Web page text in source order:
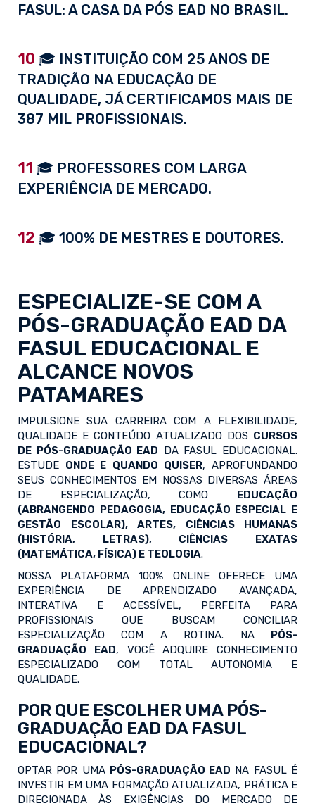
FASUL: A CASA DA PÓS EAD NO BRASIL.
10 🎓 INSTITUIÇÃO COM 25 ANOS DE
TRADIÇÃO NA EDUCAÇÃO DE
QUALIDADE, JÁ CERTIFICAMOS MAIS DE
387 MIL PROFISSIONAIS.
11 🎓 PROFESSORES COM LARGA
EXPERIÊNCIA DE MERCADO.
12 🎓 100% DE MESTRES E DOUTORES.
ESPECIALIZE-SE COM A
PÓS-GRADUAÇÃO EAD DA
FASUL EDUCACIONAL E
ALCANCE NOVOS
PATAMARES
IMPULSIONE SUA CARREIRA COM A FLEXIBILIDADE,
QUALIDADE E CONTEÚDO ATUALIZADO DOS CURSOS
DE PÓS-GRADUAÇÃO EAD DA FASUL EDUCACIONAL.
ESTUDE ONDE E QUANDO QUISER, APROFUNDANDO
SEUS CONHECIMENTOS EM NOSSAS DIVERSAS ÁREAS
DE ESPECIALIZAÇÃO, COMO EDUCAÇÃO
(ABRANGENDO PEDAGOGIA, EDUCAÇÃO ESPECIAL E
GESTÃO ESCOLAR), ARTES, CIÊNCIAS HUMANAS
(HISTÓRIA, LETRAS), CIÊNCIAS EXATAS
(MATEMÁTICA, FÍSICA) E TEOLOGIA.
NOSSA PLATAFORMA 100% ONLINE OFERECE UMA
EXPERIÊNCIA DE APRENDIZADO AVANÇADA,
INTERATIVA E ACESSÍVEL, PERFEITA PARA
PROFISSIONAIS QUE BUSCAM CONCILIAR
ESPECIALIZAÇÃO COM A ROTINA. NA PÓS-
GRADUAÇÃO EAD, VOCÊ ADQUIRE CONHECIMENTO
ESPECIALIZADO COM TOTAL AUTONOMIA E
QUALIDADE.
POR QUE ESCOLHER UMA PÓS-
GRADUAÇÃO EAD DA FASUL
EDUCACIONAL?
OPTAR POR UMA PÓS-GRADUAÇÃO EAD NA FASUL É
INVESTIR EM UMA FORMAÇÃO ATUALIZADA, PRÁTICA E
DIRECIONADA ÀS EXIGÊNCIAS DO MERCADO DE